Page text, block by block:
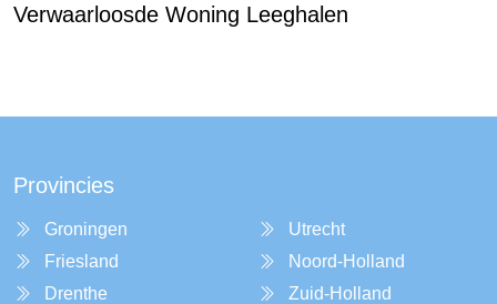
Verwaarloosde Woning Leeghalen
Provincies
Groningen
Friesland
Drenthe
Utrecht
Noord-Holland
Zuid-Holland